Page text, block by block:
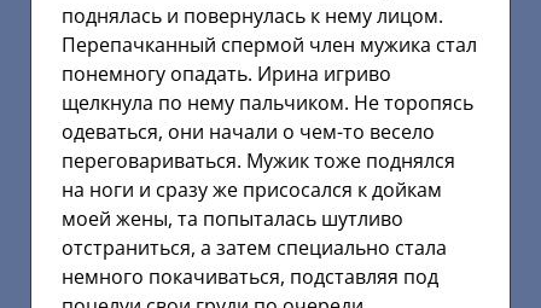
поднялась и повернулась к нему лицом.
Перепачканный спермой член мужика стал
понемногу опадать. Ирина игриво
щелкнула по нему пальчиком. Не торопясь
одеваться, они начали о чем-то весело
переговариваться. Мужик тоже поднялся
на ноги и сразу же присосался к дойкам
моей жены, та попыталась шутливо
отстраниться, а затем специально стала
немного покачиваться, подставляя под